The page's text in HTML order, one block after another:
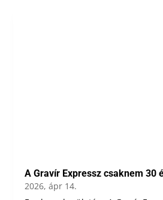
A Gravír Expressz csaknem 30
2026, ápr 14.